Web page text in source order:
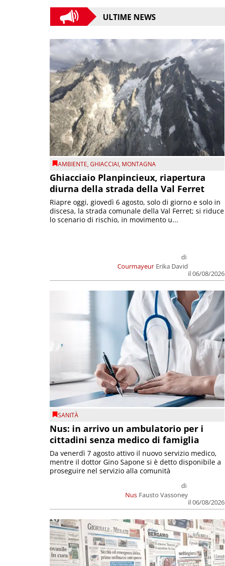
ULTIME NEWS
AMBIENTE,GHIACCIAI, MONTAGNA
Ghiacciaio Planpincieux, riapertura
diurna della strada della Val Ferret
Courmayeur
di
Erika David
il 06/08/2026
Riapre oggi, giovedì 6 agosto, solo di giorno e solo in
discesa, la strada comunale della Val Ferret; si riduce
lo scenario di rischio, in movimento u...
SANITÀ
Nus: in arrivo un ambulatorio per i
cittadini senza medico di famiglia
Nus
di
Fausto Vassoney
il 06/08/2026
Da venerdì 7 agosto attivo il nuovo servizio medico,
mentre il dottor Gino Sapone si è detto disponibile a
proseguire nel servizio alla comunità